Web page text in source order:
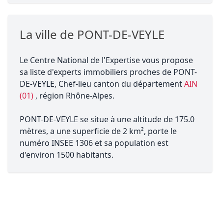
La ville de PONT-DE-VEYLE
Le Centre National de l'Expertise vous propose
sa liste d'experts immobiliers proches de PONT-
DE-VEYLE, Chef-lieu canton du départementAIN
(01) , région Rhône-Alpes.
PONT-DE-VEYLE se situe à une altitude de 175.0
mètres, a une superficie de 2 km², porte le
numéro INSEE 1306 et sa population est
d'environ 1500 habitants.